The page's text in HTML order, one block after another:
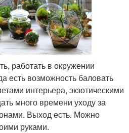
работать в окружении
есть возможность баловать
интерьера, экзотическими
много времени уходу за
Выход есть. Можно
руками.